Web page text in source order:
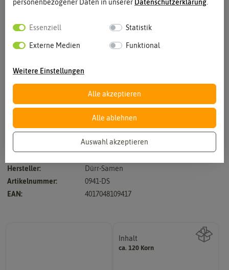
Vergrößern durch berühren
hervorragende Schnittblume in vielen Farben
Hersteller:
Dürr-Samen
Artikelnummer:
0941-DS
EAN:
4017048109417
Inhalt
ca. 120 KornWie viel ist enthalten
personenbezogener Daten in unserer Daten­schutz­erklärung
Essenziell Statistik
Externe Medien Funktional
Weitere Einstellungen
Alle akzeptieren
Alle ablehnen
Auswahl akzeptieren